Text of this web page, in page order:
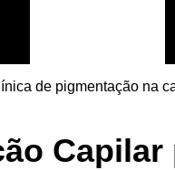
de pigmentação na